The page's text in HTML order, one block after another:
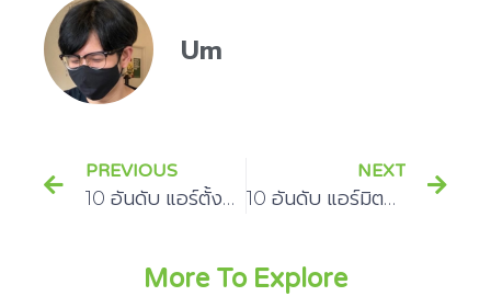
Um
PREVIOUS
10 อันดับ แอร์ตั้งพื้น ยี่ห้อไหนดี ปี 2566
NEXT
10 อันดับ แอร์มิตซูบิชิ รุ่นที่ดีที่สุด
More To Explore